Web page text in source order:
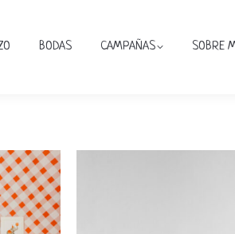
BODAS CAMPAÑAS SOBRE